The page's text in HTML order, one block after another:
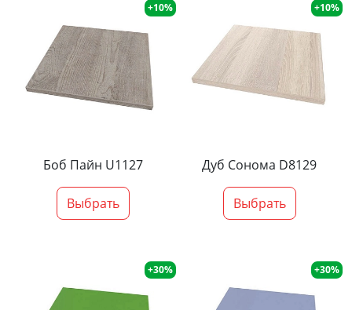
+10%
Боб Пайн U1127
Выбрать
+10%
Дуб Сонома D8129
Выбрать
+30% +30%